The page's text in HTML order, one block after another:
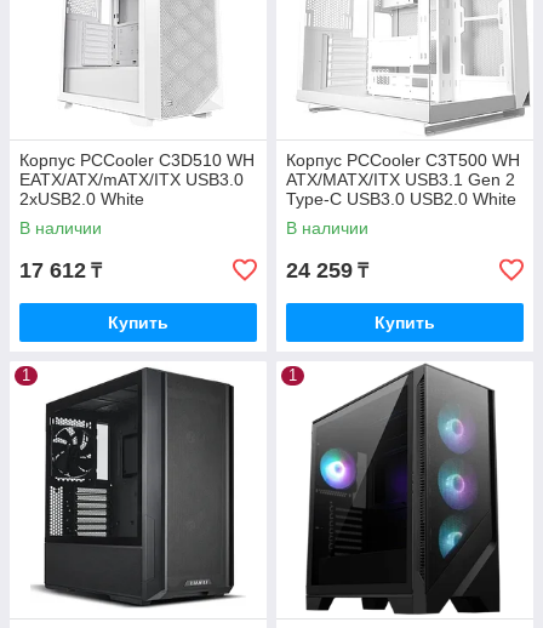
Корпус PCCooler C3D510 WH
EATX/ATX/mATX/ITX USB3.0
2xUSB2.0 White
В наличии
17 612 ₸
Купить
Корпус PCCooler C3T500 WH
ATX/MATX/ITX USB3.1 Gen 2
Type-C USB3.0 USB2.0 White
В наличии
24 259 ₸
Купить
1 1